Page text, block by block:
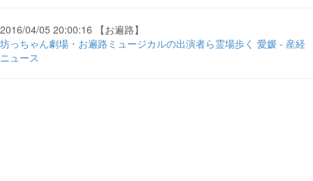
2016/04/05 20:00:16 【お遍路】
坊っちゃん劇場・お遍路ミュージカルの出演者ら霊場歩く 愛媛 - 産経
ニュース